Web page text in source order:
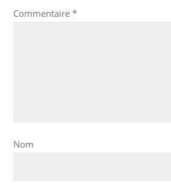
Commentaire*
Nom